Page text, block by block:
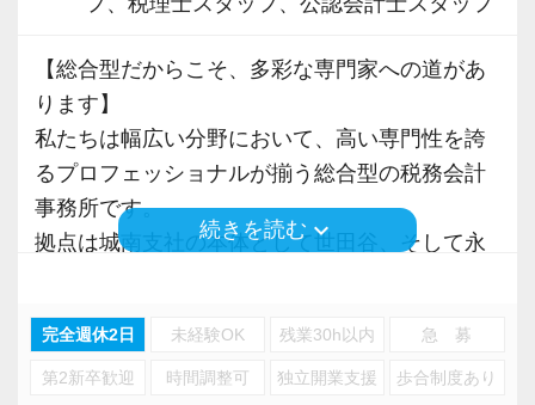
＜正社員（経験者）／入所3年目／女性／3科目
＞
一緒に働きたいと思える上司がいたことがきっ
かけで、前の事務所から転職しました。
最初に相続税に合格したときに「1人ひとりへ自
分で考えてご提案できるのが面白いな」と感じ
で、人が好きな方には向いていると思います。
また、受験生の方には試験休みを付与し勉強と
仕事が両立しやすい環境を整えています。
【求める人物像】
≪応募条件≫
≪歓迎・優遇条件≫
◎税理士試験科目合格
日々お客様と接する仕事で、社内的にも複数担
当制を採用しているのでメンバーとうまく情報
交換しながら業務をこなしていただける方、お
待ちしています！
≪入所後にお任せする仕事≫
業承継（株価算定・オーナーの相続対策）、組
織再編、経理改善指導、再生支援など、法人の
幅広い業務をお任せします。
【総合型だからこそ、多彩な専門家への道があ
ります】
私たちは幅広い分野において、高い専門性を誇
るプロフェッショナルが揃う総合型の税務会計
事務所です。
拠点は城南支社の本体として世田谷、そして永
各種申告業務・法人コンサル・資産税コンサル
など、あらゆる会計・税務を総合的に網羅でき
続きを読むkeyboard_arrow_down
完全週休2日 未経験OK 残業30h以内 急 募
第2新卒歓迎 時間調整可 独立開業支援 歩合制度あり